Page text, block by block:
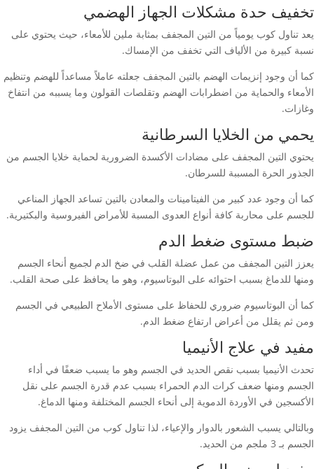
تخفيف حدة مشكلات الجهاز الهضمي
يعد تناول كوب يومياً من التين المجفف بمثابة ملين للأمعاء، حيث يحتوي على
نسبة كبيرة من الألياف التي تخفف من الإمساك.
كما أن وجود إنزيمات الهضم بالتين المجفف جعلته عاملاً مساعداً للهضم وتنظيم
الأمعاء والحماية من اضطرابات الهضم وتقلصات القولون وما يسببه من انتفاخ
وغازات.
يحمي من الخلايا السرطانية
يحتوي التين المجفف على مضادات الأكسدة الضرورية لحماية خلايا الجسم من
الجذور الحرة المسببة للسرطان.
كما أن وجود عدد كبير من الفيتامينات والمعادن بالتين تساعد الجهاز المناعي
للجسم على محاربة كافة أنواع العدوى المسبة للأمراض الفيروسية والبكتيرية.
ضبط مستوى ضغط الدم
يعزز التين المجفف من عمل عضلة القلب في ضخ الدم لجميع أنحاء الجسم
ومنها للدماغ بسبب احتوائه على البوتاسيوم، وهو ما يحافظ على صحة القلب.
كما أن البوتاسيوم ضروري للحفاظ على مستوى الأملاح الطبيعي في الجسم
ومن ثم يقلل من أعراض ارتفاع ضغط الدم.
مفيد في علاج الأنيميا
تحدث الأنيميا بسبب نقص الحديد في الجسم وهو ما يسبب ضعفًا في أداء
الجسم ومنها ضعف كرات الدم الحمراء بسبب عدم قدرة الجسم على نقل
الأكسجين في الأوردة الدموية إلى أنحاء الجسم المختلفة ومنها الدماغ.
وبالتالي يسبب الشعور بالدوار والإعياء، لذا تناول كوب من التين المجفف يزود
الجسم بـ 3 ملجم من الحديد.